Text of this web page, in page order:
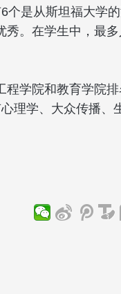
是从斯坦福大学
。在学生中，最
学院和教育学院
理学、大众传播、